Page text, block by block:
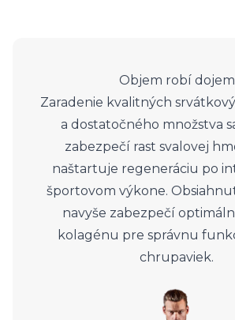
Objem robí dojem
Zaradenie kvalitných
a dostatočného množstva
zabezpečí rast svalovej
naštartuje regeneráciu po
športovom výkone.
navyše zabezpečí
kolagénu pre správnu
chrupaviek.